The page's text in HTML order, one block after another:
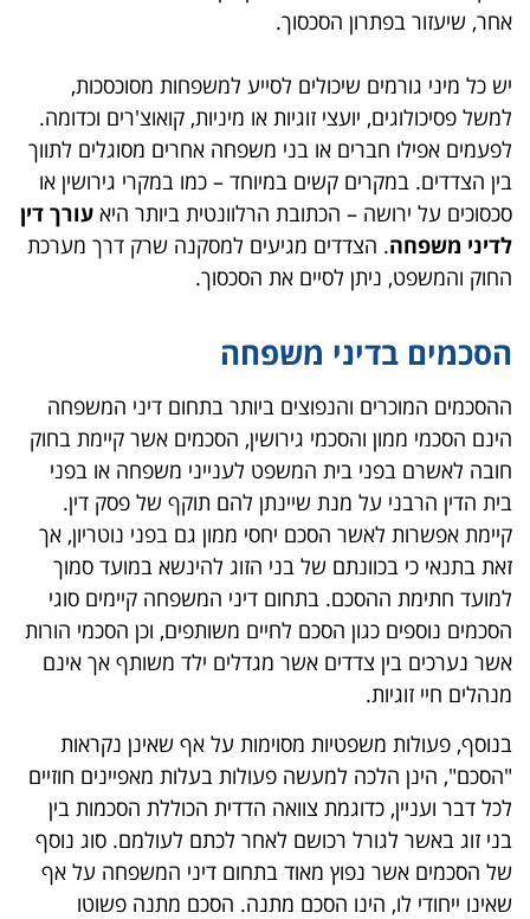
אחר, שיעזור בפתרון הסכסוך.
יש כל מיני גורמים שיכולים לסייע למשפחות מסוכסכות,
למשל פסיכולוגים, יועצי זוגיות או מיניות, קואוצ'רים וכדומה.
לפעמים אפילו חברים או בני משפחה אחרים מסוגלים לתווך
בין הצדדים. במקרים קשים במיוחד – כמו במקרי גירושין או
סכסוכים על ירושה – הכתובת הרלוונטית ביותר היא עורך דין
לדיני משפחה. הצדדים מגיעים למסקנה שרק דרך מערכת
החוק והמשפט, ניתן לסיים את הסכסוך.
הסכמים בדיני משפחה
ההסכמים המוכרים והנפוצים ביותר בתחום דיני המשפחה
הינם הסכמי ממון והסכמי גירושין, הסכמים אשר קיימת בחוק
חובה לאשרם בפני בית המשפט לענייני משפחה או בפני
בית הדין הרבני על מנת שיינתן להם תוקף של פסק דין.
קיימת אפשרות לאשר הסכם יחסי ממון גם בפני נוטריון, אך
זאת בתנאי כי בכוונתם של בני הזוג להינשא במועד סמוך
למועד חתימת ההסכם. בתחום דיני המשפחה קיימים סוגי
הסכמים נוספים כגון הסכם לחיים משותפים, וכן הסכמי הורות
אשר נערכים בין צדדים אשר מגדלים ילד משותף אך אינם
מנהלים חיי זוגיות.
בנוסף, פעולות משפטיות מסוימות על אף שאינן נקראות
"הסכם", הינן הלכה למעשה פעולות בעלות מאפיינים חוזיים
לכל דבר ועניין, כדוגמת צוואה הדדית הכוללת הסכמות בין
בני זוג באשר לגורל רכושם לאחר לכתם לעולמם. סוג נוסף
של הסכמים אשר נפוץ מאוד בתחום דיני המשפחה על אף
שאינו ייחודי לו, הינו הסכם מתנה. הסכם מתנה פשוטו